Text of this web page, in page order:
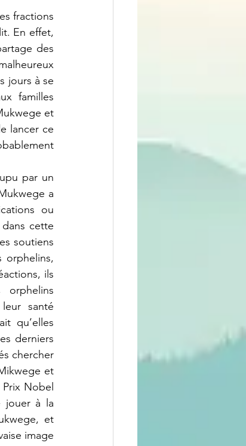
En effet,
des
jours à se
familles
et
lancer ce
a
ou
cette
soutiens
orphelins,
ils
santé
qu’elles
derniers
chercher
et
Nobel
jouer à la
et
image